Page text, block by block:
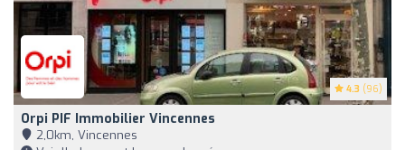
4.3 (96)
Orpi PIF Immobilier Vincennes
2,0km, Vincennes